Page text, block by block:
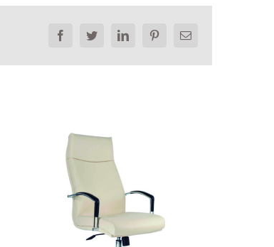
FacebookTwitterLinkedInPinterestEmail